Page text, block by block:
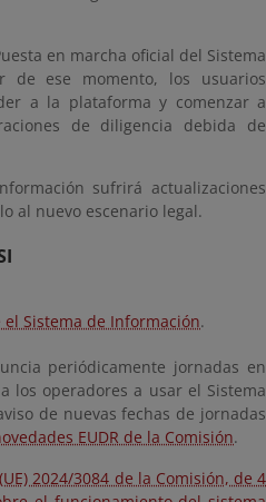
en marcha oficial del Sistema
de ese momento, los usuarios
a la plataforma y comenzar a
de diligencia debida de
sufrirá actualizaciones
al nuevo escenario legal.
Sistema de Información.
periódicamente jornadas en
los operadores a usar el Sistema
de nuevas fechas de jornadas
EUDR de la Comisión.
2024/3084 de la Comisión, de 4